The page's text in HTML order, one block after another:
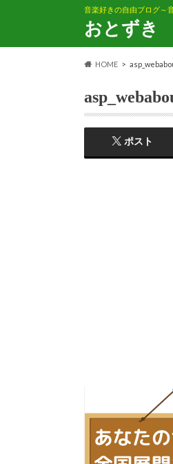
音楽好きの自由ブログ～
おとずき
HOME
ポスト